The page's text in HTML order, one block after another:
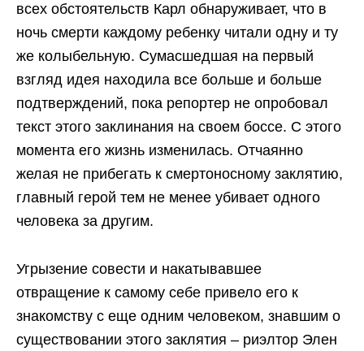
всех обстоятельств Карл обнаруживает, что в
ночь смерти каждому ребенку читали одну и ту
же колыбельную. Сумасшедшая на первый
взгляд идея находила все больше и больше
подтверждений, пока репортер не опробовал
текст этого заклинания на своем боссе. С этого
момента его жизнь изменилась. Отчаянно
желая не прибегать к смертоносному заклятию,
главный герой тем не менее убивает одного
человека за другим.
Угрызение совести и накатывавшее
отвращение к самому себе привело его к
знакомству с еще одним человеком, знавшим о
существовании этого заклятия – риэлтор Элен